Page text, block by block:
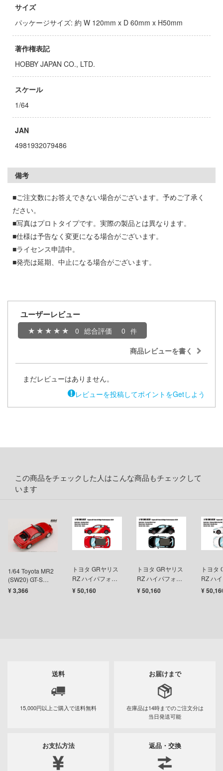
サイズ
パッケージサイズ: 約 W 120mm x D 60mm x H50mm
著作権表記
HOBBY JAPAN CO., LTD.
スケール
1/64
JAN
4981932079486
備考
■ご注文数にお答えできない場合がございます。予めご了承く
ださい。
■写真はプロトタイプです。実際の製品とは異なります。
■仕様は予告なく変更になる場合がございます。
■ライセンス申請中。
■発売は延期、中止になる場合がございます。
ユーザーレビュー
0 総合評価
0
商品レビューを書く
まだレビューはありません。
レビューを投稿してポイントをGetしよう
この商品をチェックした人はこんな商品もチェックして
います
1/64 Toyota MR2
(SW20) GT-S
1996 スーパーレ
¥ 3,366
トヨタ GRヤリス
RZ ハイパフォー
マンス 2024 エモ
¥ 50,160
トヨタ GRヤリス
RZ ハイパフォー
マンス 2024 プレ
¥ 50,160
トヨタ
RZ ハ
マンス
¥
ヒットマンREBORN!
ャプターさくら
うじょ!!
告らせたい？～天才たちの恋愛頭脳戦
借りします
しょん -艦これ-
ダー
ンレディ
ィーハニー
ナデシコ
・アイ
バイファム
パトレイバー
ガイバー
クラウン
しんちゃん
ャパン
ム・トイ
プメニュー
ージ
わせ
シーポリシー
式アカウント
公式アカウント
カウント
送料
15,000円以上ご購入で送料無料
お届けまで
在庫品は14時までのご注文分は
当日発送可能
お支払方法 返品・交換